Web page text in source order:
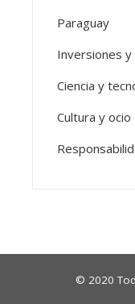
Paraguay
Inversiones y
Ciencia y
Cultura y ocio
© 2020